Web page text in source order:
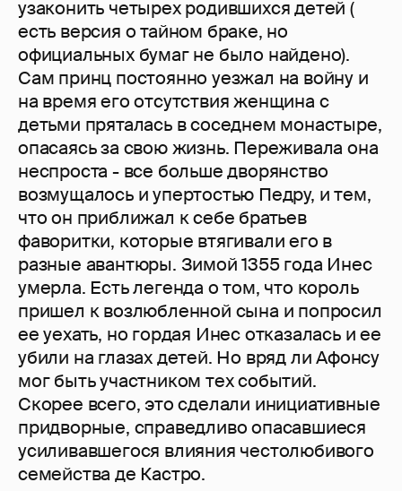
узаконить четырех родившихся детей (
есть версия о тайном браке, но
официальных бумаг не было найдено).
Сам принц постоянно уезжал на войну и
на время его отсутствия женщина с
детьми пряталась в соседнем монастыре,
опасаясь за свою жизнь. Переживала она
неспроста - все больше дворянство
возмущалось и упертостью Педру, и тем,
что он приближал к себе братьев
фаворитки, которые втягивали его в
разные авантюры. Зимой 1355 года Инес
умерла. Есть легенда о том, что король
пришел к возлюбленной сына и попросил
ее уехать, но гордая Инес отказалась и ее
убили на глазах детей. Но вряд ли Афонсу
мог быть участником тех событий.
Скорее всего, это сделали инициативные
придворные, справедливо опасавшиеся
усиливавшегося влияния честолюбивого
семейства де Кастро.